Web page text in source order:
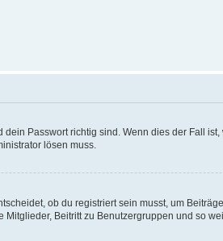
Passwort richtig sind. Wenn dies der Fall
lösen muss.
ob du registriert sein musst, um
Beitritt zu Benutzergruppen und so